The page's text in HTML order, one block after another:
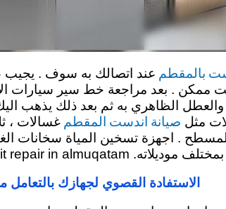
بالمقطم عند اتصالك به سوف . يجيب
ممكن . بعد مراجعة خط سير سيارات
الظاهري به ثم بعد ذلك يذهب
مثل صيانة اندست المقطم غسالات ،
. اجهزة تسخين المياة سخانات
الاستفادة القصوي لجهازك بالتعامل